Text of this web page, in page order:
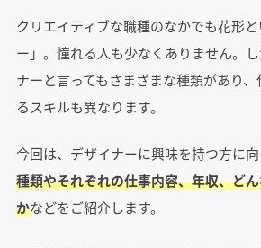
クリエイティブな職種のなかでも花形
ー」。憧れる人も少なくありません。
ナーと言ってもさまざまな種類があり
るスキルも異なります。
今回は、デザイナーに興味を持つ方に向
種類やそれぞれの仕事内容、年収、ど
かなどをご紹介します。